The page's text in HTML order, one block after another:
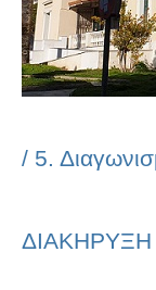
/ 5.
ΔΙΑΚΗΡΥΞΗ